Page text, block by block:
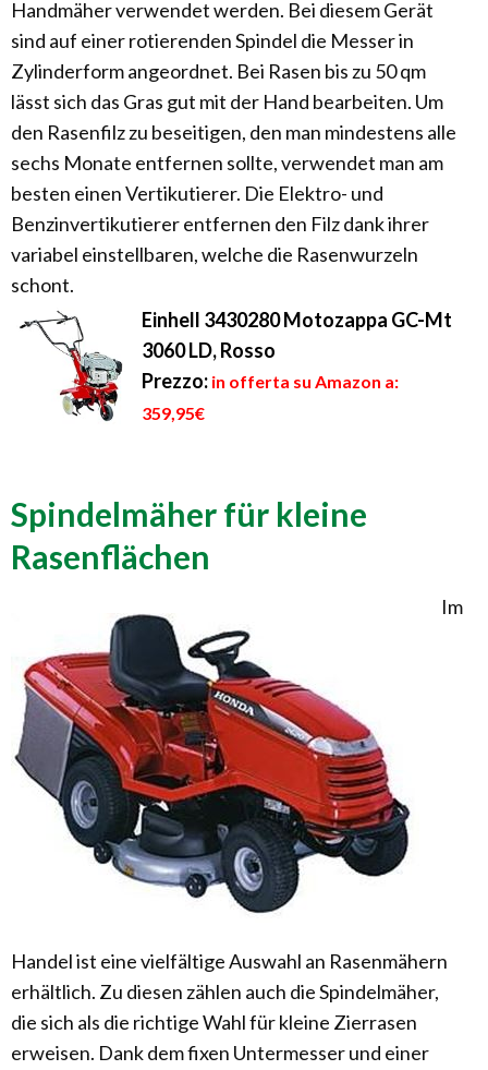
Handmäher verwendet werden. Bei diesem Gerät
sind auf einer rotierenden Spindel die Messer in
Zylinderform angeordnet. Bei Rasen bis zu 50 qm
lässt sich das Gras gut mit der Hand bearbeiten. Um
den Rasenfilz zu beseitigen, den man mindestens alle
sechs Monate entfernen sollte, verwendet man am
besten einen Vertikutierer. Die Elektro- und
Benzinvertikutierer entfernen den Filz dank ihrer
variabel einstellbaren, welche die Rasenwurzeln
schont.
Einhell 3430280 Motozappa GC-Mt
3060 LD, Rosso
Prezzo: in offerta su Amazon a:
359,95€
Spindelmäher für kleine
Rasenflächen
Im
Handel ist eine vielfältige Auswahl an Rasenmähern
erhältlich. Zu diesen zählen auch die Spindelmäher,
die sich als die richtige Wahl für kleine Zierrasen
erweisen. Dank dem fixen Untermesser und einer